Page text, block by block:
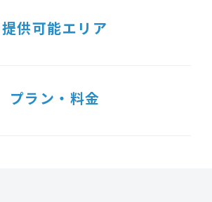
提供可能エリア
プラン・料金